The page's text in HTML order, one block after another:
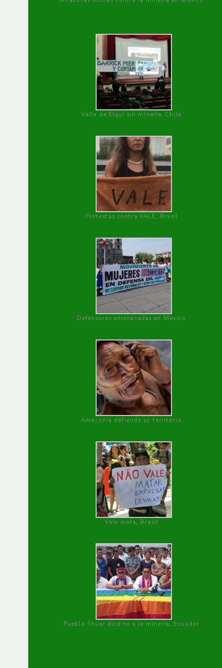
Valle de Elqui sin minería. Chile
Protestas contra VALE, Brasil
Defensoras amenazadas en México
Amazonía defiende su territorio
Vale mata, Brasil
Pueblo Shuar dice no a la minería, Ecuador